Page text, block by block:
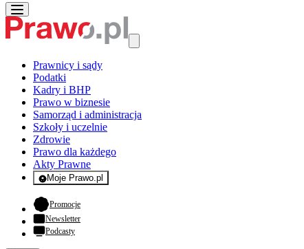
Prawnicy i sądy
Podatki
Kadry i BHP
Prawo w biznesie
Samorząd i administracja
Szkoły i uczelnie
Zdrowie
Prawo dla każdego
Akty Prawne
Moje Prawo.pl
- rejestracja i logowanie do serwisu
Promocje- otwiera się w nowej karcie
Newsletter
Podcasty